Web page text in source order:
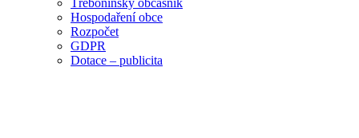
Třebonínský občasník
Hospodaření obce
Rozpočet
GDPR
Dotace – publicita